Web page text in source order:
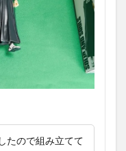
たので組み立てて